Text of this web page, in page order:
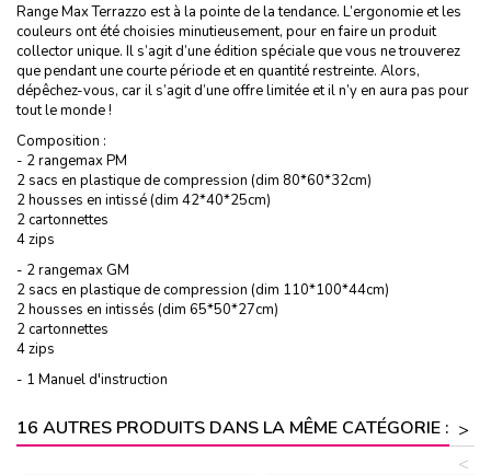
Range Max Terrazzo est à la pointe de la tendance. L’ergonomie et les
couleurs ont été choisies minutieusement, pour en faire un produit
collector unique. Il s’agit d’une édition spéciale que vous ne trouverez
que pendant une courte période et en quantité restreinte. Alors,
dépêchez-vous, car il s’agit d’une offre limitée et il n’y en aura pas pour
tout le monde !
Composition :
- 2 rangemax PM
2 sacs en plastique de compression (dim 80*60*32cm)
2 housses en intissé (dim 42*40*25cm)
2 cartonnettes
4 zips
- 2 rangemax GM
2 sacs en plastique de compression (dim 110*100*44cm)
2 housses en intissés (dim 65*50*27cm)
2 cartonnettes
4 zips
- 1 Manuel d'instruction
16 AUTRES PRODUITS DANS LA MÊME CATÉGORIE : >
<